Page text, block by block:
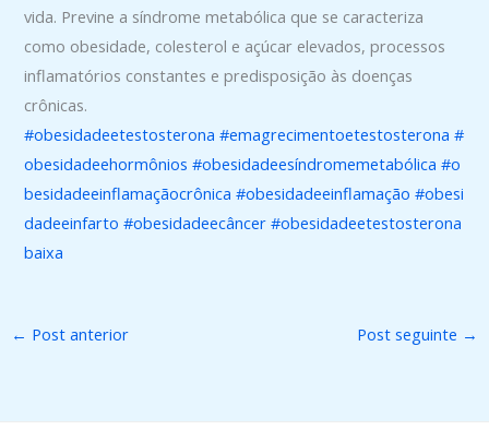
vida. Previne a síndrome metabólica que se caracteriza
como obesidade, colesterol e açúcar elevados, processos
inflamatórios constantes e predisposição às doenças
crônicas.
#obesidadeetestosterona #emagrecimentoetestosterona #
obesidadeehormônios #obesidadeesíndromemetabólica #o
besidadeeinflamaçãocrônica #obesidadeeinflamação #obesi
dadeeinfarto #obesidadeecâncer #obesidadeetestosterona
baixa
← Post anterior Post seguinte →